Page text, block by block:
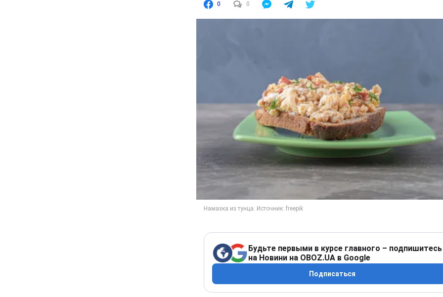
0 0
Будьте первыми в курсе главного – подпишитесь
на Новини на OBOZ.UA в Google
Подписаться